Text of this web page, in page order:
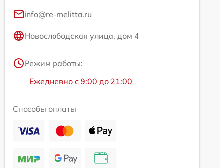
info@re-melitta.ru
Новослободская улица, дом 4
Режим работы:
Ежедневно с 9:00 до 21:00
Способы оплаты